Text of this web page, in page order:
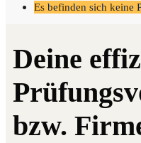
Es befinden sich keine